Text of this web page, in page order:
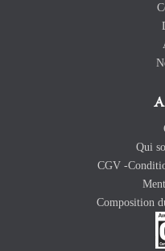
A
Qui
CGV -
Composition